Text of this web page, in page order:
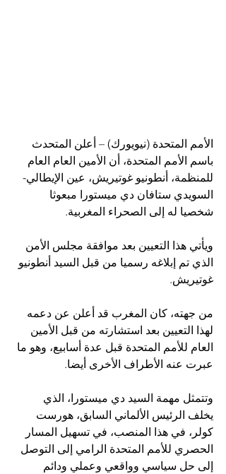
الأمم المتحدة (نيويورك) – أعلن المتحدث
باسم الأمم المتحدة، أن الأمين العام العام
للمنظمة، أنطونيو غوتيريش، عين الإيطالي-
السويدي ستافان دي ميستورا مبعوثا
شخصيا له إلى الصحراء المغربية.
ويأتي هذا التعيين بعد موافقة مجلس الأمن
الذي تم إبلاغه رسميا من قبل السيد أنطونيو
غوتيريش.
من جهته، كان المغرب قد أعلن عن دعمه
لهذا التعيين بعد استشارته من قبل الأمين
العام للأمم المتحدة قبل عدة أسابيع، وهو ما
عبرت عنه الأطراف الأخرى أيضا.
وتتمثل مهمة السيد دي ميستورا، الذي
يخلف الرئيس الألماني السابق، هورست
كولر، في هذا المنصب، في تسهيل المسار
الحصري للأمم المتحدة الرامي إلى التوصل
إلى حل سياسي وواقعي وعملي ودائم